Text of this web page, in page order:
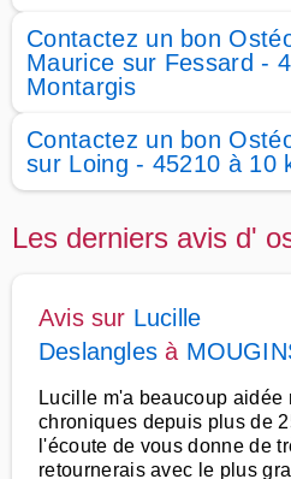
Contactez un bon
Maurice sur Fessard -
Montargis
Contactez un bon
sur Loing - 45210 à 10
Les derniers avis d'
Avis sur Lucille
Deslangles à
Lucille m'a beaucoup aidée
chroniques depuis plus de
l'écoute de vous donne de
retournerais avec le plus